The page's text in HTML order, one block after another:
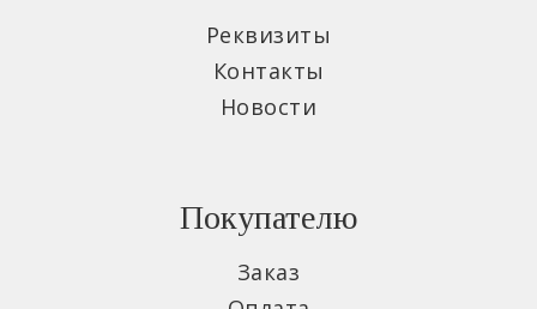
Реквизиты
Контакты
Новости
Покупателю
Заказ